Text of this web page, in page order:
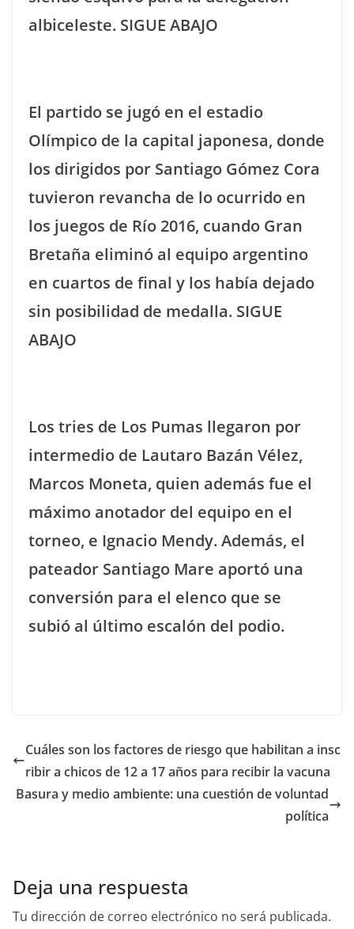
albiceleste. SIGUE ABAJO
El partido se jugó en el estadio
Olímpico de la capital japonesa, donde
los dirigidos por Santiago Gómez Cora
tuvieron revancha de lo ocurrido en
los juegos de Río 2016, cuando Gran
Bretaña eliminó al equipo argentino
en cuartos de final y los había dejado
sin posibilidad de medalla. SIGUE
ABAJO
Los tries de Los Pumas llegaron por
intermedio de Lautaro Bazán Vélez,
Marcos Moneta, quien además fue el
máximo anotador del equipo en el
torneo, e Ignacio Mendy. Además, el
pateador Santiago Mare aportó una
conversión para el elenco que se
subió al último escalón del podio.
Cuáles son los factores de riesgo que habilitan a insc
ribir a chicos de 12 a 17 años para recibir la vacuna
Basura y medio ambiente: una cuestión de voluntad
política
Deja una respuesta
Tu dirección de correo electrónico no será publicada.